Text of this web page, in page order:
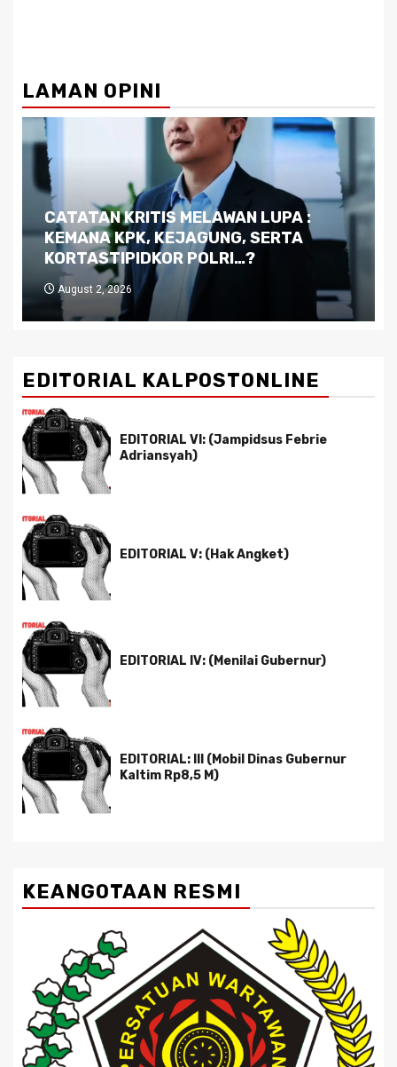
LAMAN OPINI
Dilema Kaltim di Tengah Krisis:
Kutukan Sumber Daya Alam dan
Pemimpin yang Tak Kreatif
July 29, 2026
EDITORIAL KALPOSTONLINE
EDITORIAL VI: (Jampidsus Febrie
Adriansyah)
EDITORIAL V: (Hak Angket)
EDITORIAL IV: (Menilai Gubernur)
EDITORIAL: III (Mobil Dinas Gubernur
Kaltim Rp8,5 M)
KEANGOTAAN RESMI